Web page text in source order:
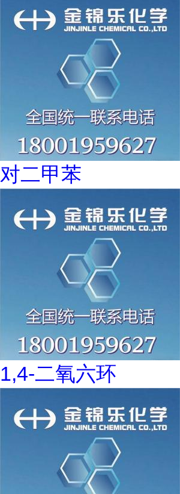
对二甲苯
1,4-二氧六环